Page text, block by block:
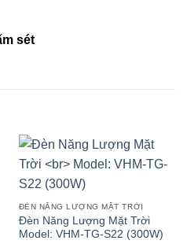
sét
ĐÈN NĂNG LƯỢNG MẶT TRỜI
Đèn Năng Lượng Mặt Trời
Model: VHM-TG-S22 (300W)